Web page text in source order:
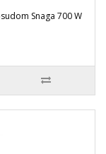
Snaga 700 W